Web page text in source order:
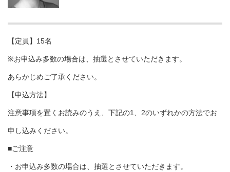
【定員】15名
※お申込み多数の場合は、抽選とさせていただきます。
あらかじめご了承ください。
【申込方法】
注意事項を置くお読みのうえ、下記の1、2のいずれかの方法でお
申し込みください。
■ご注意
・お申込み多数の場合は、抽選とさせていただきます。